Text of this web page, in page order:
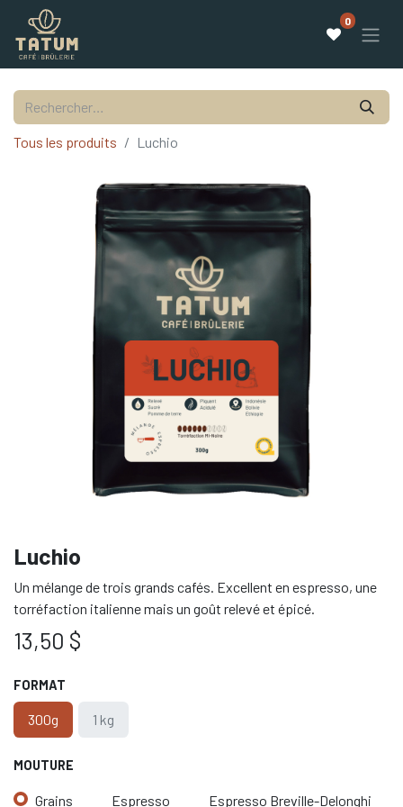
0
Tous les produits Luchio
Luchio
Un mélange de trois grands cafés. Excellent en espresso, une
torréfaction italienne mais un goût relevé et épicé.
13,50 $
FORMAT
300g 1 kg
MOUTURE
Grains Espresso Espresso Breville-Delonghi